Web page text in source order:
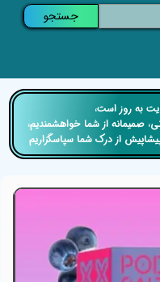
جستجو
به روز است،
صمیمانه از شما خواهشمندیم،
از درک شما سپاسگزاریم